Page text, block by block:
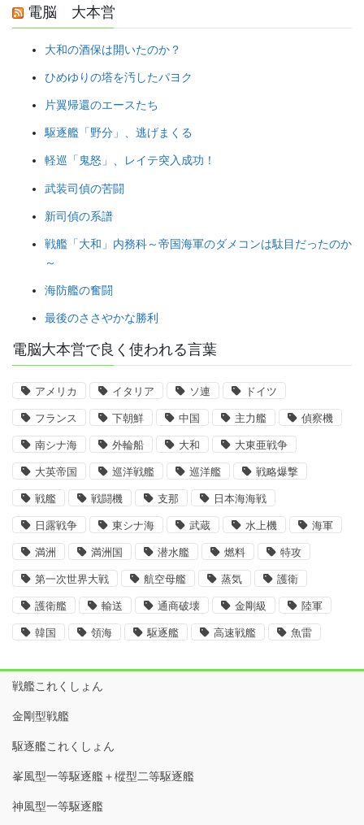
電脳 大本営
大和の酒保は開いたのか？
ひめゆりの塔を汚したパヨク
片翼帰還のエースたち
駆逐艦「野分」、逃げまくる
軽巡「鬼怒」、レイテ突入成功！
武装司偵の苦闘
新司偵の系譜
戦艦「大和」内務科～帝国海軍のダメコンは駄目だったのか
～
海防艦の奮闘
最後のささやかな勝利
電脳大本営で良く使われる言葉
アメリカ イタリア ソ連 ドイツ
フランス 下朝鮮 中国 主力艦 偵察機
南シナ海 外輪船 大和 大東亜戦争
大英帝国 巡洋戦艦 巡洋艦 戦略爆撃
戦艦 戦闘機 支那 日本海海戦
日露戦争 東シナ海 武蔵 水上機 海軍
満洲 満洲国 潜水艦 燃料 特攻
第一次世界大戦 航空母艦 蒸気 護衛
護衛艦 輸送 通商破壊 金剛級 陸軍
韓国 領海 駆逐艦 高速戦艦 魚雷
戦艦これくしょん
金剛型戦艦
駆逐艦これくしょん
峯風型一等駆逐艦＋樅型二等駆逐艦
神風型一等駆逐艦